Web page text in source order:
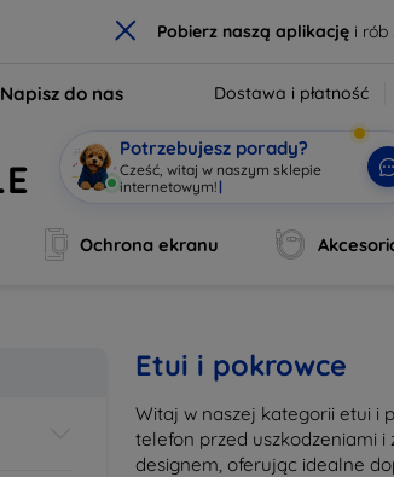
× Pobierz naszą aplikacjęi rób
Napisz do nas Dostawa i płatność
Potrzebujesz porady?
Cześć, witaj w naszym sklepie
internetowym!|
Ochrona ekranu
Etui i pokrowce
Witaj w naszej kategorii etui i
telefon przed uszkodzeniami i
designem, oferując idealne